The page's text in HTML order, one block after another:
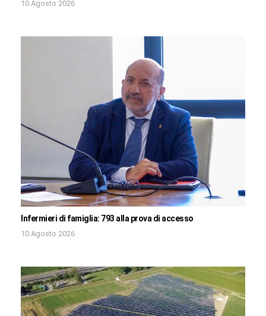
10 Agosto 2026
Infermieri di famiglia: 793 alla prova di accesso
10 Agosto 2026